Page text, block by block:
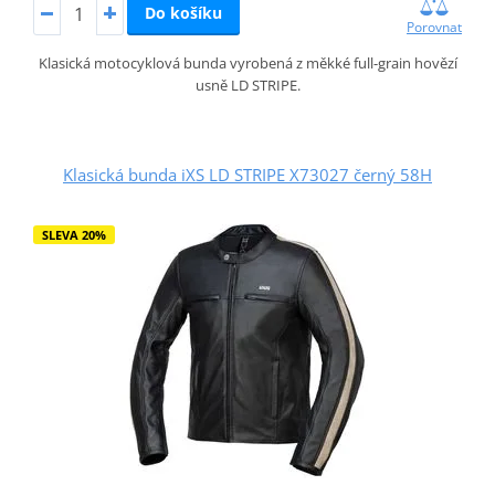
Do košíku
Porovnat
Klasická motocyklová bunda vyrobená z měkké full-grain hovězí
usně LD STRIPE.
Klasická bunda iXS LD STRIPE X73027 černý 58H
SLEVA 20%